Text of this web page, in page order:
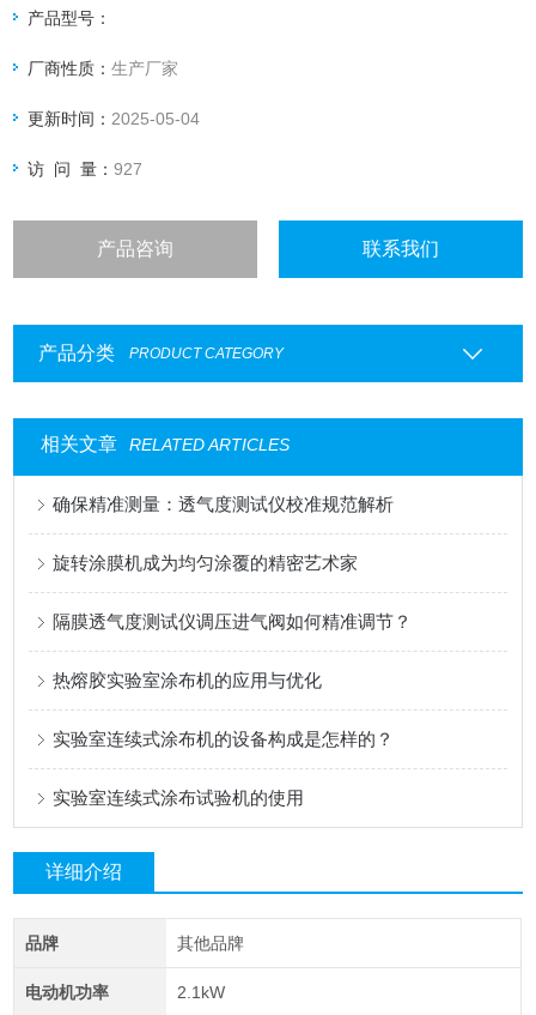
美观、结构设计合理、噪音小、产量高、操作方便、切丝均匀
产品型号：
厂商性质：生产厂家
更新时间： 2025-05-04
访 问 量：927
产品咨询 联系我们
产品分类 PRODUCT CATEGORY
相关文章 RELATED ARTICLES
确保精准测量：透气度测试仪校准规范解析
旋转涂膜机成为均匀涂覆的精密艺术家
隔膜透气度测试仪调压进气阀如何精准调节？
热熔胶实验室涂布机的应用与优化
实验室连续式涂布机的设备构成是怎样的？
实验室连续式涂布试验机的使用
详细介绍
品牌 其他品牌
电动机功率 2.1kW